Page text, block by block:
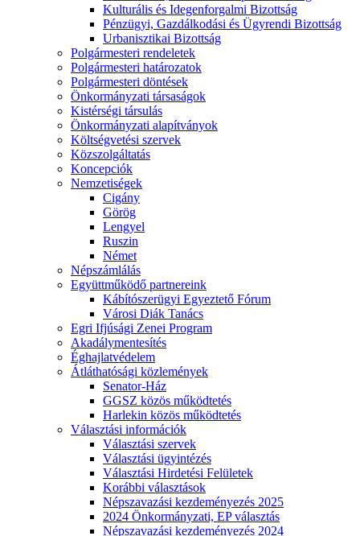
Kulturális és Idegenforgalmi Bizottság
Pénzügyi, Gazdálkodási és Ügyrendi Bizottság
Urbanisztikai Bizottság
Polgármesteri rendeletek
Polgármesteri határozatok
Polgármesteri döntések
Önkormányzati társaságok
Kistérségi társulás
Önkormányzati alapítványok
Költségvetési szervek
Közszolgáltatás
Koncepciók
Nemzetiségek
Cigány
Görög
Lengyel
Ruszin
Német
Népszámlálás
Együttműködő partnereink
Kábítószerügyi Egyeztető Fórum
Városi Diák Tanács
Egri Ifjúsági Zenei Program
Akadálymentesítés
Éghajlatvédelem
Átláthatósági közlemények
Senator-Ház
GGSZ közös működtetés
Harlekin közös működtetés
Választási információk
Választási szervek
Választási ügyintézés
Választási Hirdetési Felületek
Korábbi választások
Népszavazási kezdeményezés 2025
2024 Önkormányzati, EP választás
Népszavazási kezdeményezés 2024